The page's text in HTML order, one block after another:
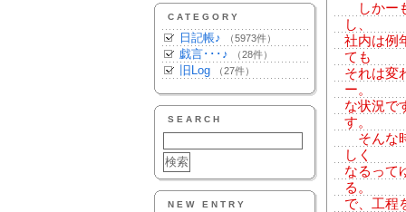
CATEGORY
日記帳♪ （5973件）
戯言･･･♪ （28件）
旧Log （27件）
SEARCH
NEW ENTRY
しかー
し、
社内は例
ても
それは変
ー。
な状況で
す。
そんな
しく
なるって
る。
で、工程